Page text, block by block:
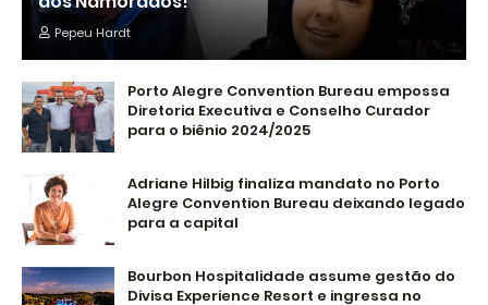
Pepeu Hardt
Porto Alegre Convention Bureau empossa
Diretoria Executiva e Conselho Curador
para o biênio 2024/2025
Adriane Hilbig finaliza mandato no Porto
Alegre Convention Bureau deixando legado
para a capital
Bourbon Hospitalidade assume gestão do
Divisa Experience Resort e ingressa no